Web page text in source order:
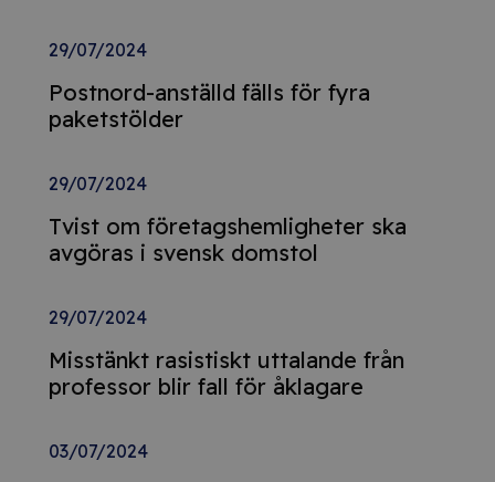
29/07/2024
Postnord-anställd fälls för fyra
paketstölder
29/07/2024
Tvist om företagshemligheter ska
avgöras i svensk domstol
29/07/2024
Misstänkt rasistiskt uttalande från
professor blir fall för åklagare
03/07/2024